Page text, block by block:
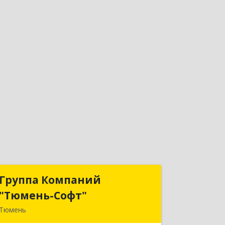
Группа Компаний
"Тюмень-Софт"
Тюмень
Группа Компаний
"Тюмень-Софт"